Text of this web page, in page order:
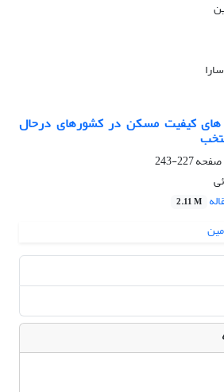
های کیفیت مسکن در کشورهای درحال
227-243
2.11 M